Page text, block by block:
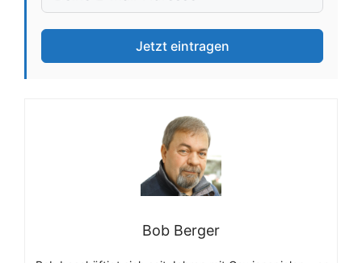
Jetzt eintragen
Bob Berger